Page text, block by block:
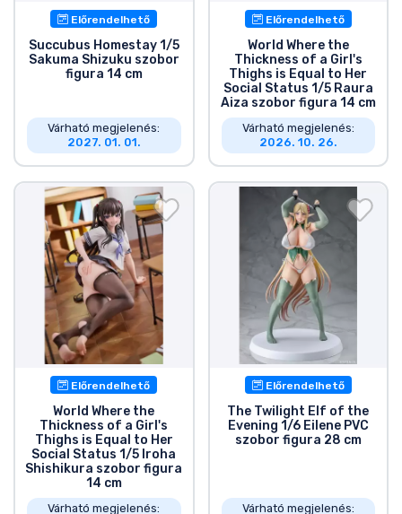
Előrendelhető
Succubus Homestay 1/5
Sakuma Shizuku szobor
figura 14 cm
Várható megjelenés:
2027. 01. 01.
Előrendelhető
World Where the
Thickness of a Girl's
Thighs is Equal to Her
Social Status 1/5 Raura
Aiza szobor figura 14 cm
Várható megjelenés:
2026. 10. 26.
Előrendelhető
World Where the
Thickness of a Girl's
Thighs is Equal to Her
Social Status 1/5 Iroha
Shishikura szobor figura
14 cm
Várható megjelenés:
Előrendelhető
The Twilight Elf of the
Evening 1/6 Eilene PVC
szobor figura 28 cm
Várható megjelenés: